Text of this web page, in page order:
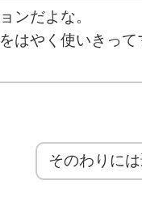
ンだよな。
はやく使いきっ
そのわりに